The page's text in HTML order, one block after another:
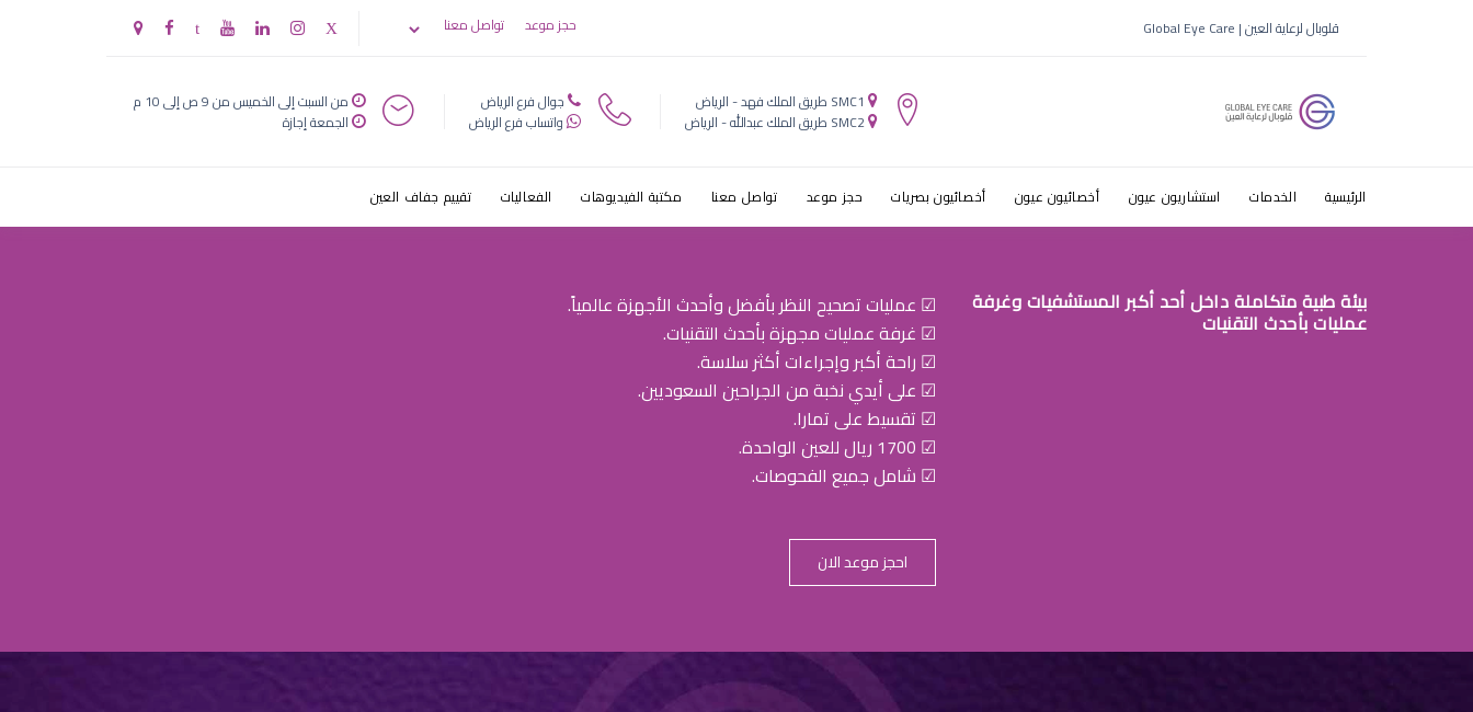
قلوبال لرعاية العين | Global Eye Care حجز موعد تواصل معنا
SMC1 طريق الملك فهد - الرياض
SMC2 طريق الملك عبدالله - الرياض
جوال فرع الرياض
واتساب فرع الرياض
من السبت إلى الخميس من 9 ص إلى 10 م
الجمعة إجازة
الرئيسية الخدمات استشاريون عيون أخصائيون عيون أخصائيون بصريات حجز موعد تواصل معنا مكتبة الفيديوهات الفعاليات تقييم جفاف العين
بيئة طبية متكاملة داخل أحد أكبر المستشفيات وغرفة
عمليات بأحدث التقنيات
☑ عمليات تصحيح النظر بأفضل وأحدث الأجهزة عالمياً.
☑ غرفة عمليات مجهزة بأحدث التقنيات.
☑ راحة أكبر وإجراءات أكثر سلاسة.
☑ على أيدي نخبة من الجراحين السعوديين.
☑ تقسيط على تمارا.
☑ 1700 ريال للعين الواحدة.
☑ شامل جميع الفحوصات.
احجز موعد الان